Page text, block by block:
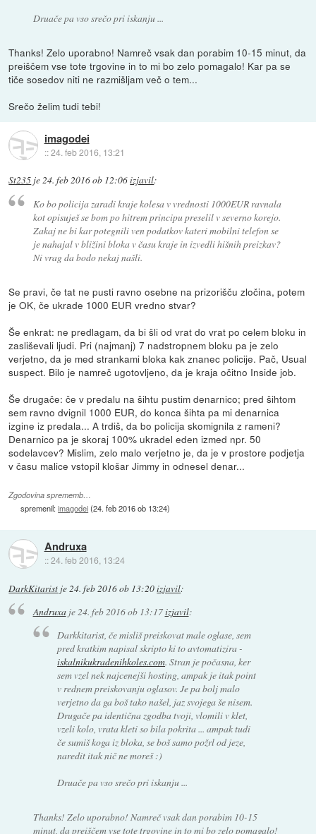
Druače pa vso srečo pri iskanju ...
Thanks! Zelo uporabno! Namreč vsak dan porabim 10-15 minut, da
preiščem vse tote trgovine in to mi bo zelo pomagalo! Kar pa se
tiče sosedov niti ne razmišljam več o tem...
Srečo želim tudi tebi!
imagodei
::24. feb 2016, 13:21
St235 je24. feb 2016 ob 12:06izjavil:
Ko bo policija zaradi kraje kolesa v vrednosti 1000EUR ravnala
kot opisuješ se bom po hitrem principu preselil v severno korejo.
Zakaj ne bi kar potegnili ven podatkov kateri mobilni telefon se
je nahajal v bližini bloka v času kraje in izvedli hišnih preizkav?
Ni vrag da bodo nekaj našli.
Se pravi, če tat ne pusti ravno osebne na prizorišču zločina, potem
je OK, če ukrade 1000 EUR vredno stvar?
Še enkrat: ne predlagam, da bi šli od vrat do vrat po celem bloku in
zasliševali ljudi. Pri (najmanj) 7 nadstropnem bloku pa je zelo
verjetno, da je med strankami bloka kak znanec policije. Pač, Usual
suspect. Bilo je namreč ugotovljeno, da je kraja očitno Inside job.
Še drugače: če v predalu na šihtu pustim denarnico; pred šihtom
sem ravno dvignil 1000 EUR, do konca šihta pa mi denarnica
izgine iz predala... A trdiš, da bo policija skomignila z rameni?
Denarnico pa je skoraj 100% ukradel eden izmed npr. 50
sodelavcev? Mislim, zelo malo verjetno je, da je v prostore podjetja
v času malice vstopil klošar Jimmy in odnesel denar...
Zgodovina sprememb…
spremenil:imagodei(24. feb 2016 ob 13:24)
Andruxa
::24. feb 2016, 13:24
DarkKitarist je24. feb 2016 ob 13:20izjavil:
Andruxaje24. feb 2016 ob 13:17izjavil:
Darkkitarist, če misliš preiskovat male oglase, sem
pred kratkim napisal skripto ki to avtomatizira -
iskalnikukradenihkoles.com. Stran je počasna, ker
sem vzel nek najcenejši hosting, ampak je itak point
v rednem preiskovanju oglasov. Je pa bolj malo
verjetno da ga boš tako našel, jaz svojega še nisem.
Drugače pa identična zgodba tvoji, vlomili v klet,
vzeli kolo, vrata kleti so bila pokrita ... ampak tudi
če sumiš koga iz bloka, se boš samo požrl od jeze,
naredit itak nič ne moreš :)
Druače pa vso srečo pri iskanju ...
Thanks! Zelo uporabno! Namreč vsak dan porabim 10-15
minut, da preiščem vse tote trgovine in to mi bo zelo pomagalo!